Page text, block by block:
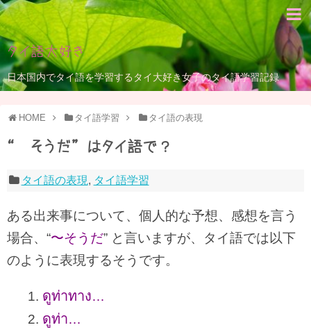
タイ語大好き
日本国内でタイ語を学習するタイ大好き女子のタイ語学習記録
HOME タイ語学習 タイ語の表現
“〜そうだ” はタイ語で？
タイ語の表現, タイ語学習
ある出来事について、個人的な予想、感想を言う
場合、“〜そうだ” と言いますが、タイ語では以下
のように表現するそうです。
1. ดูท่าทาง…
2. ดูท่า…